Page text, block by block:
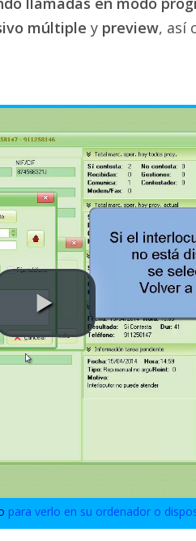
múltiple y preview, así
para verlo en su ordenador o